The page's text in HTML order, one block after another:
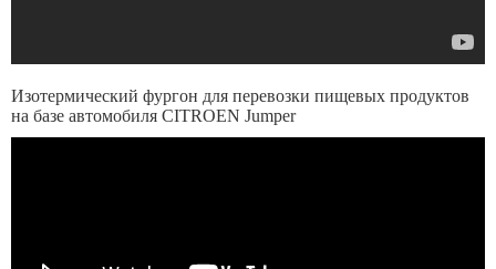
Изотермический фургон для перевозки пищевых продуктов
на базе автомобиля CITROEN Jumper